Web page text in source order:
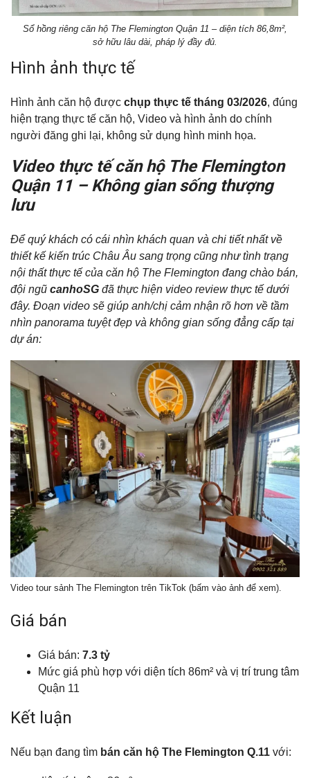
Sổ hồng riêng căn hộ The Flemington Quận 11 – diện tích 86,8m²,
sở hữu lâu dài, pháp lý đầy đủ.
Hình ảnh thực tế
Hình ảnh căn hộ được chụp thực tế tháng 03/2026, đúng
hiện trạng thực tế căn hộ, Video và hình ảnh do chính
người đăng ghi lại, không sử dụng hình minh họa.
Video thực tế căn hộ The Flemington
Quận 11 – Không gian sống thượng
lưu
Để quý khách có cái nhìn khách quan và chi tiết nhất về
thiết kế kiến trúc Châu Âu sang trọng cũng như tình trạng
nội thất thực tế của căn hộ The Flemington đang chào bán,
đội ngũ canhoSG đã thực hiện video review thực tế dưới
đây. Đoạn video sẽ giúp anh/chị cảm nhận rõ hơn về tầm
nhìn panorama tuyệt đẹp và không gian sống đẳng cấp tại
dự án:
Video tour sảnh The Flemington trên TikTok (bấm vào ảnh để xem).
Giá bán
Giá bán: 7.3 tỷ
Mức giá phù hợp với diện tích 86m² và vị trí trung tâm
Quận 11
Kết luận
Nếu bạn đang tìm bán căn hộ The Flemington Q.11 với: